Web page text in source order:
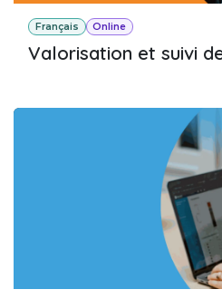
Français Online
Valorisation et suivi